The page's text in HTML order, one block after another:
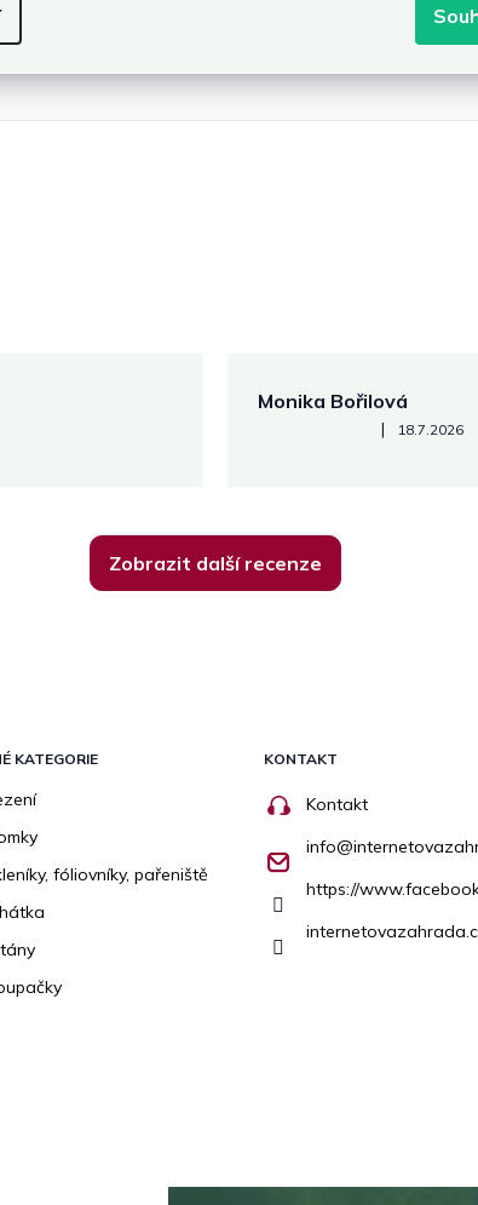
Monika Bořilová
Hodnocení obchodu je 5 z
| 18.7.2026
Zobrazit další recenze
KATEGORIE
fóliovníky, pařeniště
KONTAKT
Kontakt
info@
https://